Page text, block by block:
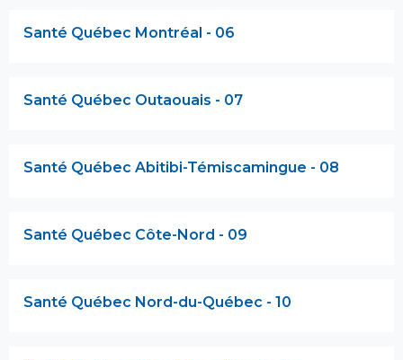
Santé Québec Montréal - 06
Santé Québec Outaouais - 07
Santé Québec Abitibi-Témiscamingue - 08
Santé Québec Côte-Nord - 09
Santé Québec Nord-du-Québec - 10